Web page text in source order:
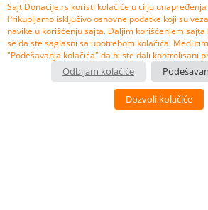
PRIKUPLJENO 107%
USPEŠNO ZAVRŠEN
Sajt Donacije.rs koristi kolačiće u cilju
Prikupljamo isključivo osnovne podatke koji su
navike u korišćenju sajta. Daljim korišćenjem
se da ste saglasni sa upotrebom kolačića.
"Podešavanja kolačića" da bi ste dali kontrolisani
Odbijam kolačiće
Dozvoli kolačiće